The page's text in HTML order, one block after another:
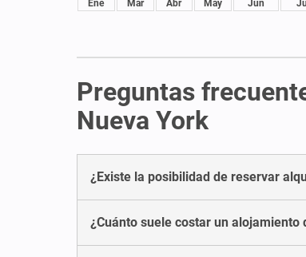
Ene Mar Abr May Jun Jul
Preguntas
Nueva York
¿Existe la posibilidad de reservar
¿Cuánto suele costar un alojamiento